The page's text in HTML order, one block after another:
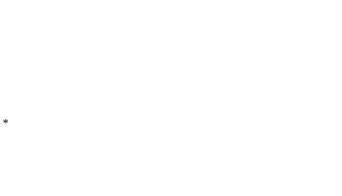
*